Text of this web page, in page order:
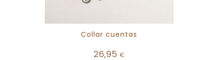
Collar cuentas
26,95 €